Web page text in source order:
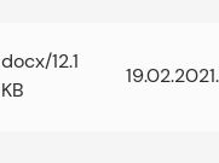
docx/12.1
KB
19.02.2021.